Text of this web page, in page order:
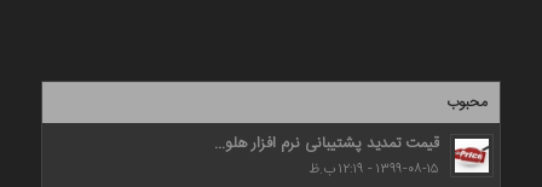
محبوب
قیمت تمدید پشتیبانی نرم افزار هلو...
۱۳۹۹-۰۸-۱۵ - ۱۲:۱۹ ب.ظ